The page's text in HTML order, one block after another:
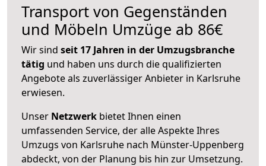
Transport von Gegenständen
und Möbeln Umzüge ab 86€
Wir sind seit 17 Jahren in der Umzugsbranche
tätig und haben uns durch die qualifizierten
Angebote als zuverlässiger Anbieter in Karlsruhe
erwiesen.
Unser Netzwerk bietet Ihnen einen
umfassenden Service, der alle Aspekte Ihres
Umzugs von Karlsruhe nach Münster-Uppenberg
abdeckt, von der Planung bis hin zur Umsetzung.